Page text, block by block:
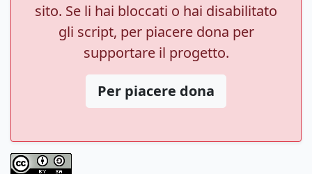
sito. Se li hai bloccati o hai disabilitato
gli script, per piacere dona per
supportare il progetto.
Per piacere dona